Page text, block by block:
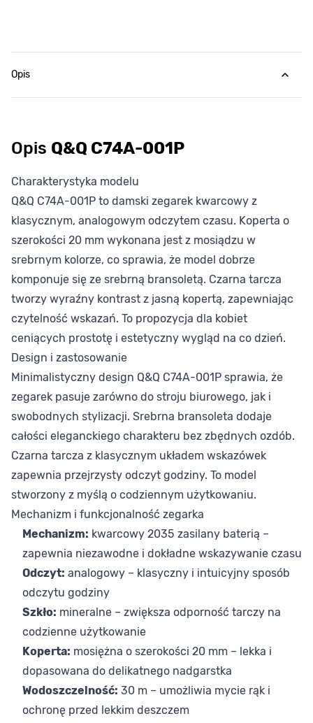
Opis
Opis Q&Q C74A-001P
Charakterystyka modelu
Q&Q C74A-001P to damski zegarek kwarcowy z
klasycznym, analogowym odczytem czasu. Koperta o
szerokości 20 mm wykonana jest z mosiądzu w
srebrnym kolorze, co sprawia, że model dobrze
komponuje się ze srebrną bransoletą. Czarna tarcza
tworzy wyraźny kontrast z jasną kopertą, zapewniając
czytelność wskazań. To propozycja dla kobiet
ceniących prostotę i estetyczny wygląd na co dzień.
Design i zastosowanie
Minimalistyczny design Q&Q C74A-001P sprawia, że
zegarek pasuje zarówno do stroju biurowego, jak i
swobodnych stylizacji. Srebrna bransoleta dodaje
całości eleganckiego charakteru bez zbędnych ozdób.
Czarna tarcza z klasycznym układem wskazówek
zapewnia przejrzysty odczyt godziny. To model
stworzony z myślą o codziennym użytkowaniu.
Mechanizm i funkcjonalność zegarka
Mechanizm: kwarcowy 2035 zasilany baterią –
zapewnia niezawodne i dokładne wskazywanie czasu
Odczyt: analogowy – klasyczny i intuicyjny sposób
odczytu godziny
Szkło: mineralne – zwiększa odporność tarczy na
codzienne użytkowanie
Koperta: mosiężna o szerokości 20 mm – lekka i
dopasowana do delikatnego nadgarstka
Wodoszczelność: 30 m – umożliwia mycie rąk i
ochronę przed lekkim deszczem